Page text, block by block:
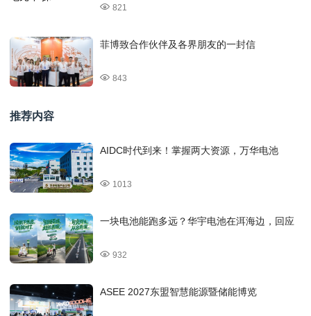
821
菲博致合作伙伴及各界朋友的一封信
843
推荐内容
AIDC时代到来！掌握两大资源，万华电池
1013
一块电池能跑多远？华宇电池在洱海边，回应
932
ASEE 2027东盟智慧能源暨储能博览